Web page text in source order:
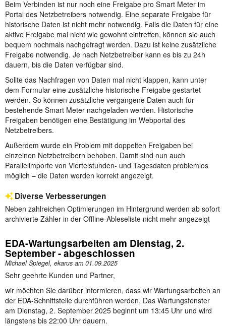
Beim Verbinden ist nur noch eine Freigabe pro Smart Meter im
Portal des Netzbetreibers notwendig. Eine separate Freigabe für
historische Daten ist nicht mehr notwendig. Falls die Daten für eine
aktive Freigabe mal nicht wie gewohnt eintreffen, können sie auch
bequem nochmals nachgefragt werden. Dazu ist keine zusätzliche
Freigabe notwendig. Je nach Netzbetreiber kann es bis zu 24h
dauern, bis die Daten verfügbar sind.
Sollte das Nachfragen von Daten mal nicht klappen, kann unter
dem Formular eine zusätzliche historische Freigabe gestartet
werden. So können zusätzliche vergangene Daten auch für
bestehende Smart Meter nachgeladen werden. Historische
Freigaben benötigen eine Bestätigung im Webportal des
Netzbetreibers.
Außerdem wurde ein Problem mit doppelten Freigaben bei
einzelnen Netzbetreibern behoben. Damit sind nun auch
Parallelimporte von Viertelstunden- und Tagesdaten problemlos
möglich – die Daten werden korrekt angezeigt.
Diverse Verbesserungen
Neben zahlreichen Optimierungen im Hintergrund werden ab sofort
archivierte Zähler in der Offline-Ableseliste nicht mehr angezeigt
EDA-Wartungsarbeiten am Dienstag, 2.
September - abgeschlossen
Michael Spiegel, ekarus am 01.09.2025
Sehr geehrte Kunden und Partner,
wir möchten Sie darüber informieren, dass wir Wartungsarbeiten an
der EDA-Schnittstelle durchführen werden. Das Wartungsfenster
am Dienstag, 2. September 2025 beginnt um 13:45 Uhr und wird
längstens bis 22:00 Uhr dauern.